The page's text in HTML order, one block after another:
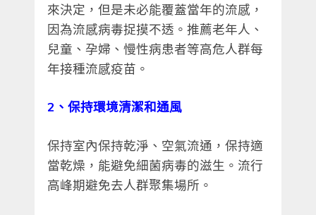
來決定，但是未必能覆蓋當年的流感，
因為流感病毒捉摸不透。推薦老年人、
兒童、孕婦、慢性病患者等高危人群每
年接種流感疫苗。
2、保持環境清潔和通風
保持室內保持乾淨、空氣流通，保持適
當乾燥，能避免細菌病毒的滋生。流行
高峰期避免去人群聚集場所。